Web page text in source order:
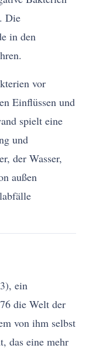
Die
in den
vor
Einflüssen und
spielt eine
und
der Wasser,
außen
ein
die Welt der
von ihm selbst
das eine mehr